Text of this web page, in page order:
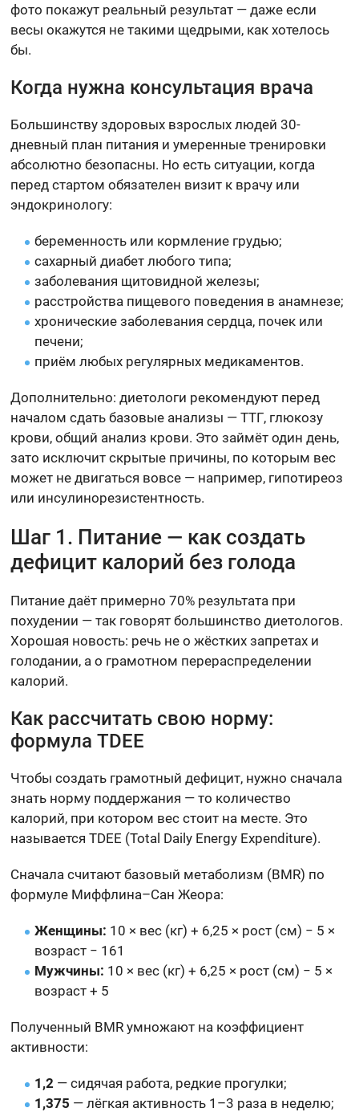
фото покажут реальный результат — даже если
весы окажутся не такими щедрыми, как хотелось
бы.
Когда нужна консультация врача
Большинству здоровых взрослых людей 30-
дневный план питания и умеренные тренировки
абсолютно безопасны. Но есть ситуации, когда
перед стартом обязателен визит к врачу или
эндокринологу:
беременность или кормление грудью;
сахарный диабет любого типа;
заболевания щитовидной железы;
расстройства пищевого поведения в анамнезе;
хронические заболевания сердца, почек или
печени;
приём любых регулярных медикаментов.
Дополнительно: диетологи рекомендуют перед
началом сдать базовые анализы — ТТГ, глюкозу
крови, общий анализ крови. Это займёт один день,
зато исключит скрытые причины, по которым вес
может не двигаться вовсе — например, гипотиреоз
или инсулинорезистентность.
Шаг 1. Питание — как создать
дефицит калорий без голода
Питание даёт примерно 70% результата при
похудении — так говорят большинство диетологов.
Хорошая новость: речь не о жёстких запретах и
голодании, а о грамотном перераспределении
калорий.
Как рассчитать свою норму:
формула TDEE
Чтобы создать грамотный дефицит, нужно сначала
знать норму поддержания — то количество
калорий, при котором вес стоит на месте. Это
называется TDEE (Total Daily Energy Expenditure).
Сначала считают базовый метаболизм (BMR) по
формуле Миффлина–Сан Жеора:
Женщины: 10 × вес (кг) + 6,25 × рост (см) − 5 ×
возраст − 161
Мужчины: 10 × вес (кг) + 6,25 × рост (см) − 5 ×
возраст + 5
Полученный BMR умножают на коэффициент
активности:
1,2 — сидячая работа, редкие прогулки;
1,375 — лёгкая активность 1–3 раза в неделю;